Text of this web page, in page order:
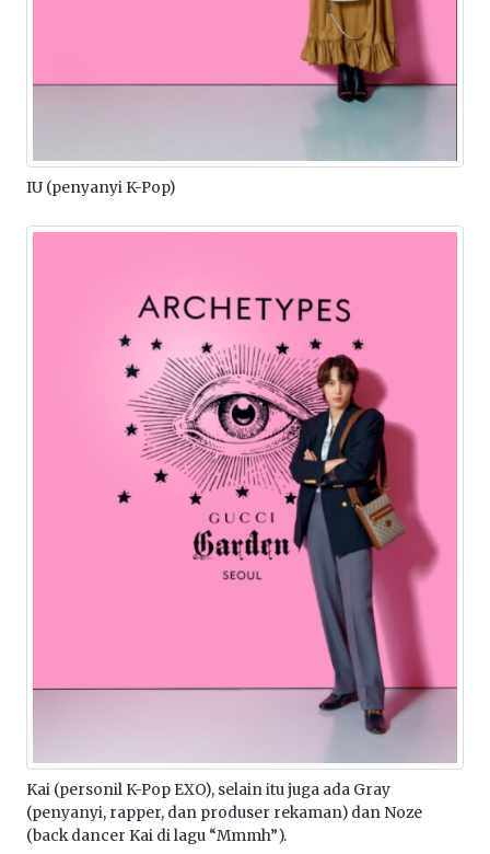
IU (penyanyi K-Pop)
Kai (personil K-Pop EXO), selain itu juga ada Gray
(penyanyi, rapper, dan produser rekaman) dan Noze
(back dancer Kai di lagu “Mmmh”).